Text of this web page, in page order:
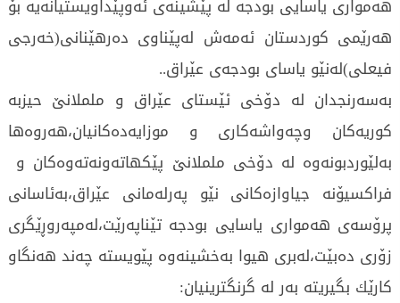
هەمواری یاسایی بودجە لە پێشینەی ئەوپێداویستیانەیە بۆ
هەرێمی كوردستان ئەمەش لەپێناوی دەرهێنانی(خەرجی
فیعلی)لەنێو یاسای بودجەی عێراق..
بەسەرنجدان لە دۆخی ئێستای عێراق و ململانێ حیزبە
كوریەكان وچەواشەكاری و موزایەدەكانیان،هەروەها
بەلێوردبونەوە لە دۆخی ململانێ پێكهاتەونەتەوەكان و
فراكسیۆنە جیاوازەكانی نێو پەرلەمانی عێراق،بەئاسانی
پرۆسەی هەمواری یاسایی بودجە تێناپەرێت،لەمپەروڕێگری
زۆری دەبێت،لەبری هیوا بەخشینەوە پێویستە چەند هەنگاو
كارێك بگیریتە بەر لە گرنگترینیان: